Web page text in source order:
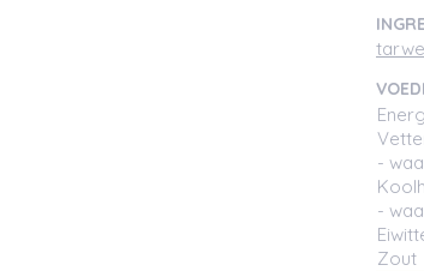
-
-
Zout